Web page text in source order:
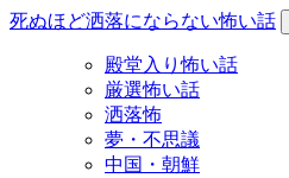
死ぬほど洒落にならない怖い話
殿堂入り怖い話
厳選怖い話
洒落怖
夢・不思議
中国・朝鮮